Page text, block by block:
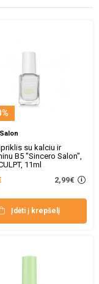
Tad,
priemonė atlaikytų
Taigi,
ir pačiu laku.
su kalciu ir
B5 "Sincero Salon",
11ml
2,99€
Įdėti į krepšelį